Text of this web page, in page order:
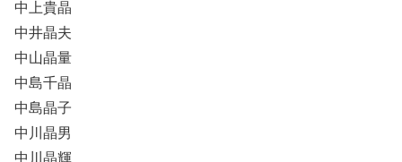
中上貴晶
中井晶夫
中山晶量
中島千晶
中島晶子
中川晶男
中川晶輝